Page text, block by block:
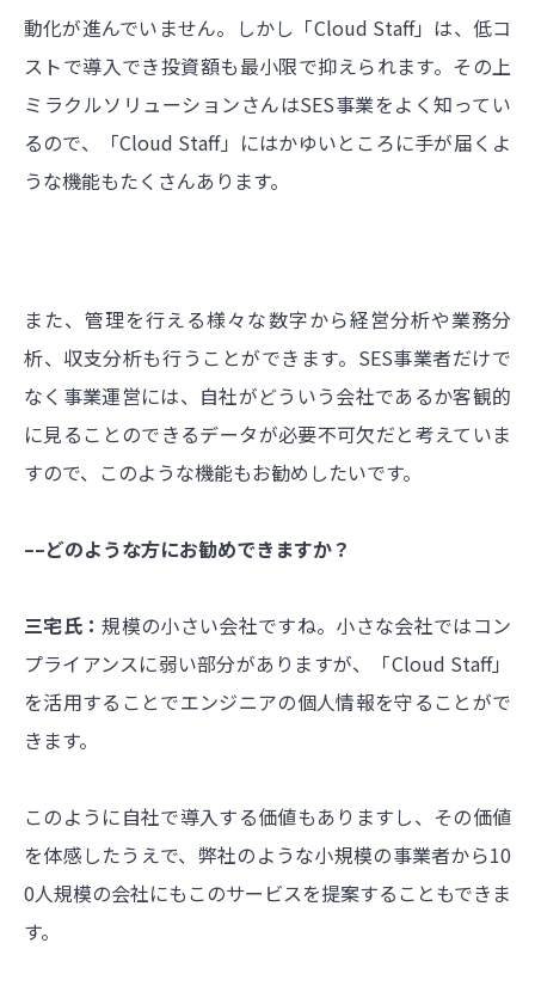
動化が進んでいません。しかし「Cloud Staff」は、低コ
ストで導入でき投資額も最小限で抑えられます。その上
ミラクルソリューションさんはSES事業をよく知ってい
るので、「Cloud Staff」にはかゆいところに手が届くよ
うな機能もたくさんあります。
また、管理を行える様々な数字から経営分析や業務分
析、収支分析も行うことができます。SES事業者だけで
なく事業運営には、自社がどういう会社であるか客観的
に見ることのできるデータが必要不可欠だと考えていま
すので、このような機能もお勧めしたいです。
––どのような方にお勧めできますか？
三宅氏：規模の小さい会社ですね。小さな会社ではコン
プライアンスに弱い部分がありますが、「Cloud Staff」
を活用することでエンジニアの個人情報を守ることがで
きます。
このように自社で導入する価値もありますし、その価値
を体感したうえで、弊社のような小規模の事業者から10
0人規模の会社にもこのサービスを提案することもできま
す。